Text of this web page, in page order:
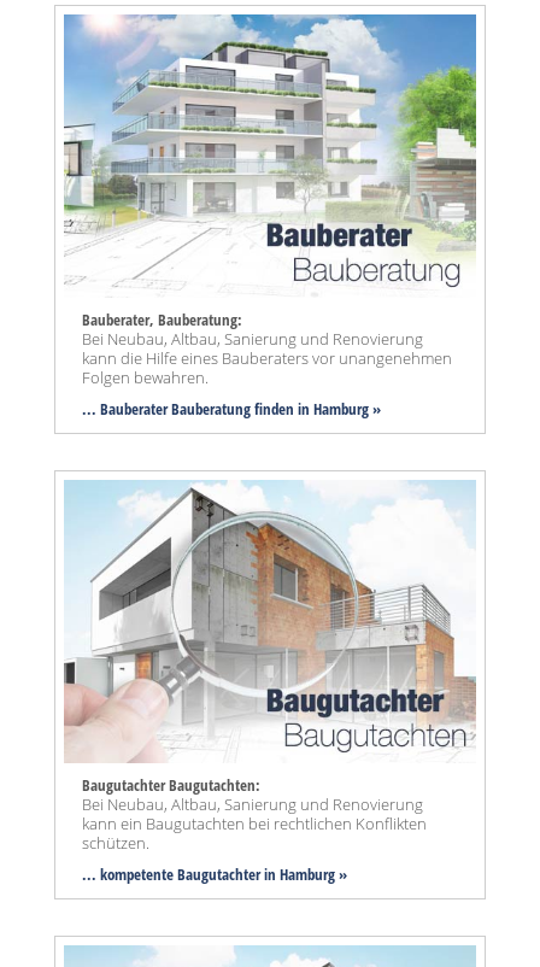
Bauberater, Bauberatung:
Bei Neubau, Altbau, Sanierung und Renovierung
kann die Hilfe eines Bauberaters vor unangenehmen
Folgen bewahren.
... Bauberater Bauberatung finden in Hamburg »
Baugutachter Baugutachten:
Bei Neubau, Altbau, Sanierung und Renovierung
kann ein Baugutachten bei rechtlichen Konflikten
schützen.
... kompetente Baugutachter in Hamburg »